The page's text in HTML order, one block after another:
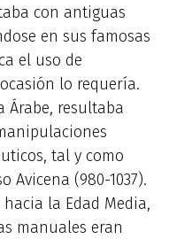
con antiguas
en sus famosas
el uso de
lo requería.
Árabe, resultaba
tal y como
Avicena (980-1037).
la Edad Media,
manuales eran